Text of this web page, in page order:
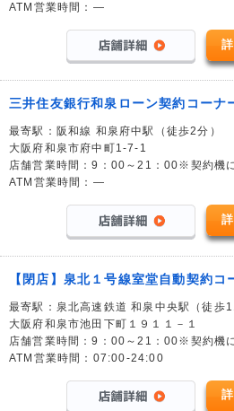
ATM営業時間：―
三井住友銀行和泉ローン契約コーナ
最寄駅：阪和線 和泉府中駅（徒歩2分）
大阪府和泉市府中町1-7-1
店舗営業時間：9：00～21：00※契約機
ATM営業時間：―
【閉店】泉北１号線室堂自動契約コ
最寄駅：泉北高速鉄道 和泉中央駅（徒歩
大阪府和泉市池田下町１９１１－１
店舗営業時間：9：00～21：00※契約機
ATM営業時間：07:00-24:00